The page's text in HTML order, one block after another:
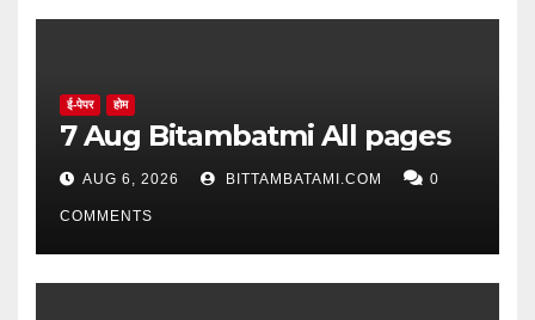
ई-पेपर होम
7 Aug Bitambatmi All pages
AUG 6, 2026 BITTAMBATAMI.COM 0
COMMENTS